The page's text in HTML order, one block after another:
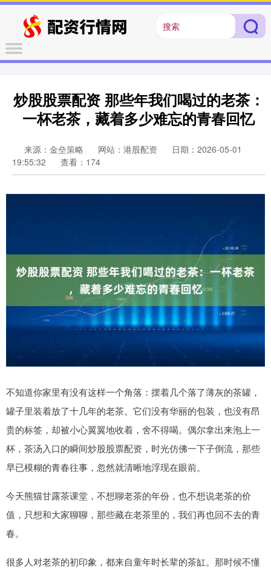
炒股股票配资 那些年我们喝过的老茶：
一杯老茶，藏着多少难忘的青春回忆
来源：金垒策略 网站：港股配资
日期：2026-05-01
19:55:32
查看：174
不知道你家里有没有这样一个角落：摆着几个落了薄灰的茶罐，
罐子里装着放了十几年的老茶。它们没有华丽的包装，也没有昂
贵的标签，却被小心翼翼地收着，舍不得喝。偶尔拿出来泡上一
杯，茶汤入口的瞬间炒股股票配资，时光仿佛一下子倒流，那些
早已模糊的青春往事，忽然就清晰地浮现在眼前。
今天熊猫甘露茶课堂，不想聊老茶的年份，也不想说老茶的价
值，只想和大家聊聊，那些藏在老茶里的，我们再也回不去的青
春。
很多人对老茶的初印象，都来自童年时长辈的茶缸。那时候不懂